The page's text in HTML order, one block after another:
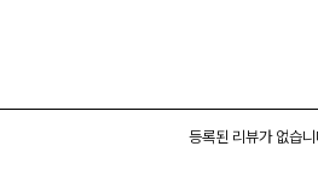
등록된 리뷰가 없습니